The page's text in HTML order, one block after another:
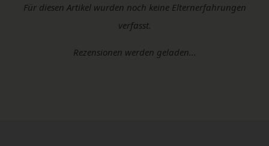
Für diesen Artikel wurden noch keine Elternerfahrungen
verfasst.
Rezensionen werden geladen...